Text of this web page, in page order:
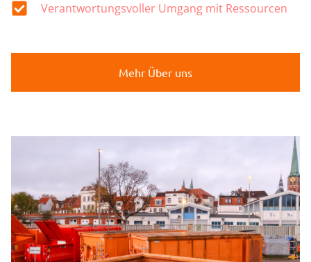
Verantwortungsvoller Umgang mit Ressourcen
Mehr Über uns